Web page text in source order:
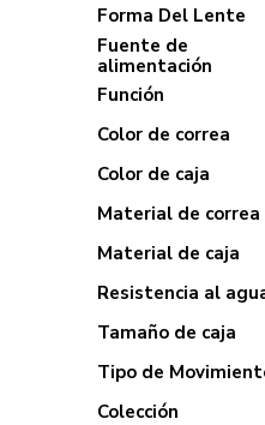
Forma Del Lente
Fuente de
alimentación
Función
Color de correa
Color de caja
Material de correa
Material de caja
Resistencia al
Tamaño de caja
Tipo de
Colección